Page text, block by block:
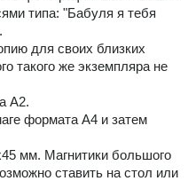
типа: "Бабуля я тебя
такого же экземпляра не
ставить на стол или